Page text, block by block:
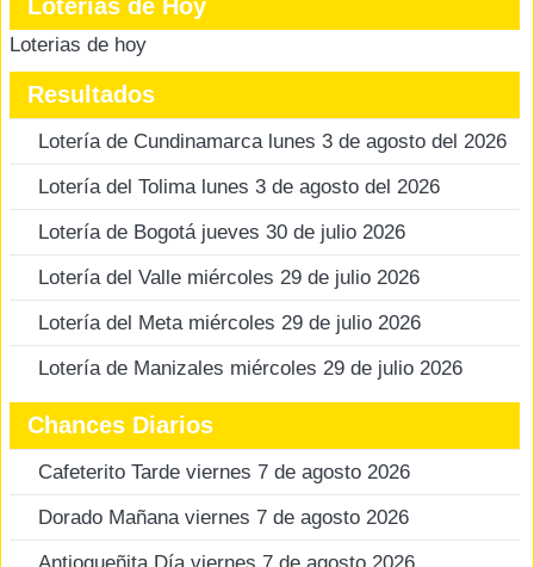
Loterias de Hoy
Loterias de hoy
Resultados
Lotería de Cundinamarca lunes 3 de agosto del 2026
Lotería del Tolima lunes 3 de agosto del 2026
Lotería de Bogotá jueves 30 de julio 2026
Lotería del Valle miércoles 29 de julio 2026
Lotería del Meta miércoles 29 de julio 2026
Lotería de Manizales miércoles 29 de julio 2026
Chances Diarios
Cafeterito Tarde viernes 7 de agosto 2026
Dorado Mañana viernes 7 de agosto 2026